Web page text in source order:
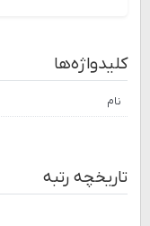
کلیدواژه‌ها
نام
تاریخچه رتبه